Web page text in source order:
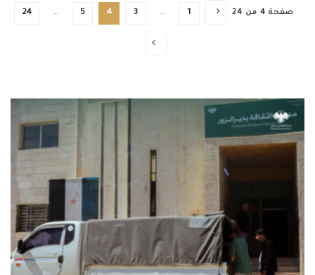
صفحة 4 من 24 1
…
3
4
5
…
24